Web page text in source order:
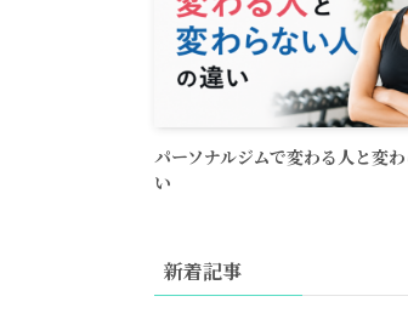
パーソナルジムで変わる人と変
い
新着記事